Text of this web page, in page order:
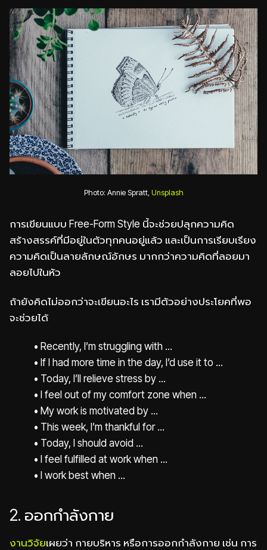
Photo: Annie Spratt, Unsplash
การเขียนแบบ Free-Form Style นี้จะช่วยปลุกความคิด
สร้างสรรค์ที่มีอยู่ในตัวทุกคนอยู่แล้ว และเป็นการเรียบเรียง
ความคิดเป็นลายลักษณ์อักษร มากกว่าความคิดที่ลอยมา
ลอยไปในหัว
ถ้ายังคิดไม่ออกว่าจะเขียนอะไร เรามีตัวอย่างประโยคที่พอ
จะช่วยได้
• Recently, I’m struggling with ...
• If I had more time in the day, I’d use it to ...
• Today, I’ll relieve stress by ...
• I feel out of my comfort zone when ...
• My work is motivated by ...
• This week, I’m thankful for ...
• Today, I should avoid ...
• I feel fulfilled at work when ...
• I work best when ...
2. ออกกำลังกาย
งานวิจัยเผยว่า กายบริหาร หรือการออกกำลังกาย เช่น การ